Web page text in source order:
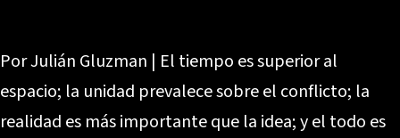
Por Julián Gluzman | El tiempo es superior al
espacio; la unidad prevalece sobre el conflicto; la
realidad es más importante que la idea; y el todo es